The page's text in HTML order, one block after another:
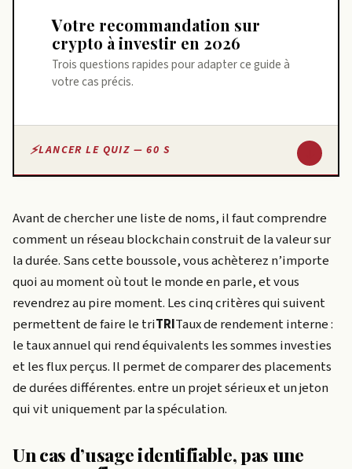
Votre recommandation sur
crypto à investir en 2026
Trois questions rapides pour adapter ce guide à
votre cas précis.
LANCER LE QUIZ — 60 S ↓
Avant de chercher une liste de noms, il faut comprendre
comment un réseau blockchain construit de la valeur sur
la durée. Sans cette boussole, vous achèterez n’importe
quoi au moment où tout le monde en parle, et vous
revendrez au pire moment. Les cinq critères qui suivent
permettent de faire le triTRITaux de rendement interne :
le taux annuel qui rend équivalents les sommes investies
et les flux perçus. Il permet de comparer des placements
de durées différentes.entre un projet sérieux et un jeton
qui vit uniquement par la spéculation.
Un cas d’usage identifiable, pas une